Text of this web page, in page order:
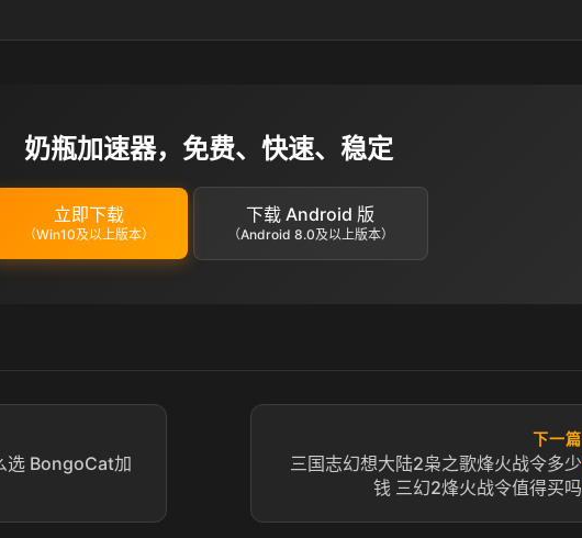
奶瓶加速器，免费、快速、稳定
立即下载
（Win10及以上版本）
下载 Android 版
（Android 8.0及以上版本）
选 BongoCat加
下一篇
三国志幻想大陆2枭之歌烽火战令多少
钱 三幻2烽火战令值得买吗